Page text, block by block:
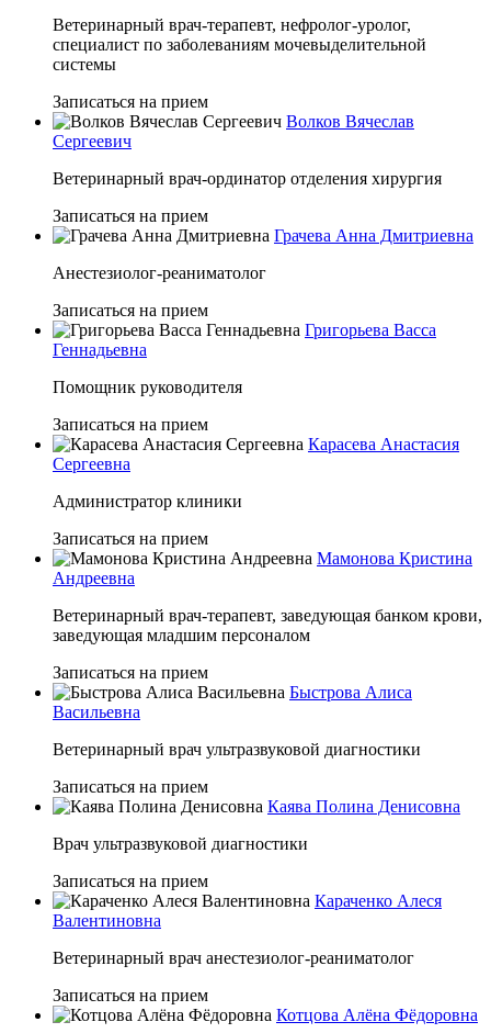
Ветеринарный врач-терапевт, нефролог-уролог,
специалист по заболеваниям мочевыделительной
системы
Записаться на прием
Волков Вячеслав
Сергеевич
Ветеринарный врач-ординатор отделения хирургия
Записаться на прием
Грачева Анна Дмитриевна
Анестезиолог-реаниматолог
Записаться на прием
Григорьева Васса
Геннадьевна
Помощник руководителя
Записаться на прием
Карасева Анастасия
Сергеевна
Администратор клиники
Записаться на прием
Мамонова Кристина
Андреевна
Ветеринарный врач-терапевт, заведующая банком крови,
заведующая младшим персоналом
Записаться на прием
Быстрова Алиса
Васильевна
Ветеринарный врач ультразвуковой диагностики
Записаться на прием
Каява Полина Денисовна
Врач ультразвуковой диагностики
Записаться на прием
Караченко Алеся
Валентиновна
Ветеринарный врач анестезиолог-реаниматолог
Записаться на прием
Котцова Алёна Фёдоровна